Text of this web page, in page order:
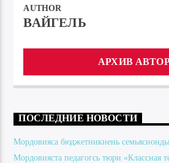
AUTHOR
ВАЙГЕЛЬ
АРХИВ
ПОСЛЕДНИЕ НОВОСТИ
Мордовияса бюджетникнень семьяснонды
Мордовияста педагогсь тюри «Классная